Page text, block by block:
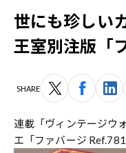
世にも珍しい
王室別注版「
SHARE
連載「ヴィンテージウ
エ「ファバージ